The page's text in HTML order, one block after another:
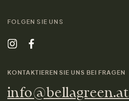
FOLGEN SIE UNS
KONTAKTIEREN SIE UNS BEI FRAGEN
info@bellagreen.at